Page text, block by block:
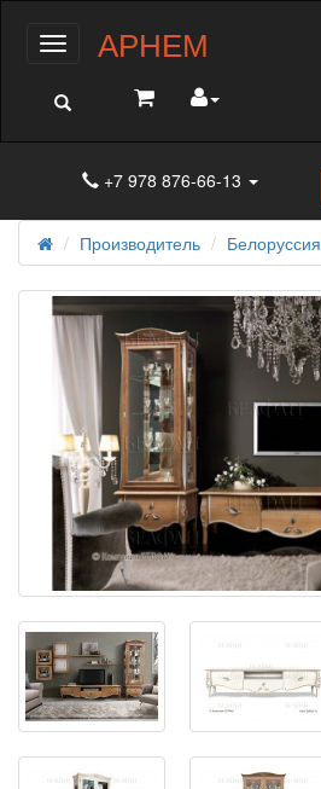
МенюАРНЕМ
+7 978 876-66-13
Производитель Белоруссия